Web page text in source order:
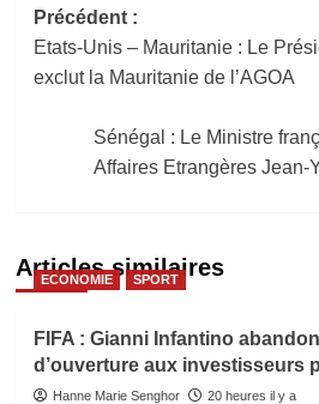
Navigation
d’article
Précédent :
Etats-Unis – Mauritanie : Le
exclut la Mauritanie de l’AGOA
Sénégal : Le Ministre
Affaires Etrangères Jean-
Articles similaires
ECONOMIE SPORT
FIFA : Gianni Infantino
d’ouverture aux investisseurs
Hanne Marie Senghor 20 heures il y a